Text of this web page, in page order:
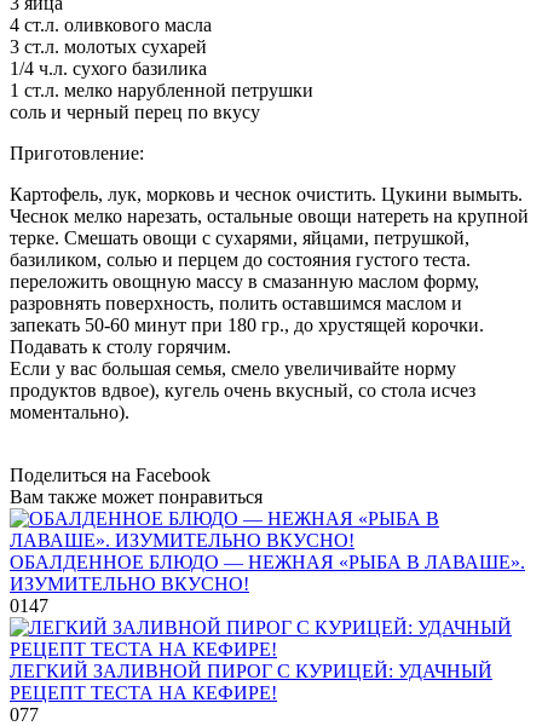
4 ст.л. оливкового масла
3 ст.л. молотых сухарей
1/4 ч.л. сухого базилика
1 ст.л. мелко нарубленной петрушки
соль и черный перец по вкусу
Приготовление:
Картофель, лук, морковь и чеснок очистить. Цукини вымыть.
Чеснок мелко нарезать, остальные овощи натереть на крупной
терке. Смешать овощи с сухарями, яйцами, петрушкой,
базиликом, солью и перцем до состояния густого теста.
переложить овощную массу в смазанную маслом форму,
разровнять поверхность, полить оставшимся маслом и
запекать 50-60 минут при 180 гр., до хрустящей корочки.
Подавать к столу горячим.
Если у вас большая семья, смело увеличивайте норму
продуктов вдвое), кугель очень вкусный, со стола исчез
моментально).
Поделиться на Facebook
Вам также может понравиться
ОБАЛДЕННОЕ БЛЮДО — НЕЖНАЯ «РЫБА В ЛАВАШЕ».
ИЗУМИТЕЛЬНО ВКУСНО!
0147
ЛЕГКИЙ ЗАЛИВНОЙ ПИРОГ С КУРИЦЕЙ: УДАЧНЫЙ
РЕЦЕПТ ТЕСТА НА КЕФИРЕ!
077